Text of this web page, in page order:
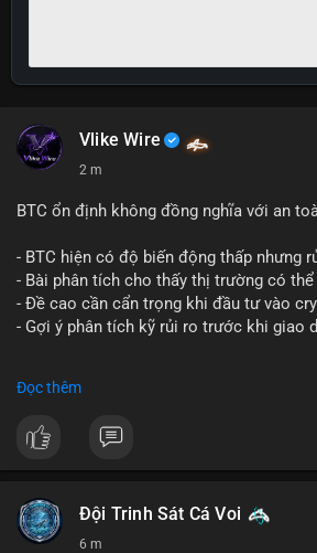
Vlike Wire
2 m
BTC ổn định không đồng nghĩa với an
- BTC hiện có độ biến động thấp nhưng
- Bài phân tích cho thấy thị trường có
- Đề cao cần cẩn trọng khi đầu tư vào
- Gợi ý phân tích kỹ rủi ro trước khi giao
#vlikevn #titanbot
📰 Nguồn: CoinDesk
Đọc thêm
Đội Trinh Sát Cá Voi
6 m